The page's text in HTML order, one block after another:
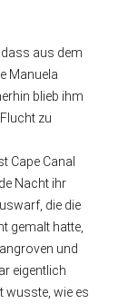
aus dem
Manuela
blieb ihm
zu
Cape Canal
Nacht ihr
die die
gemalt hatte,
und
eigentlich
wusste, wie es